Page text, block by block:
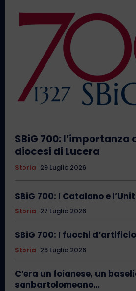
SBiG 700: l’importanza
diocesi di Lucera
Storia 29 Luglio 2026
SBiG 700: I Catalano e
Storia 27 Luglio 2026
SBiG 700: I fuochi
Storia 26 Luglio 2026
C’era un foianese, un
sanbartolomeano…